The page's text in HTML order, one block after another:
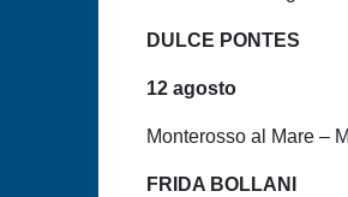
DULCE PONTES
12 agosto
Monterosso al Mare –
FRIDA BOLLANI